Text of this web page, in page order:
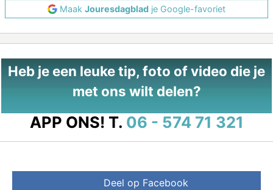
Maak Jouresdagblad je Google-favoriet
Heb je een leuke tip, foto of video die je
met ons wilt delen?
APP ONS! T. 06 - 574 71 321
Deel op Facebook